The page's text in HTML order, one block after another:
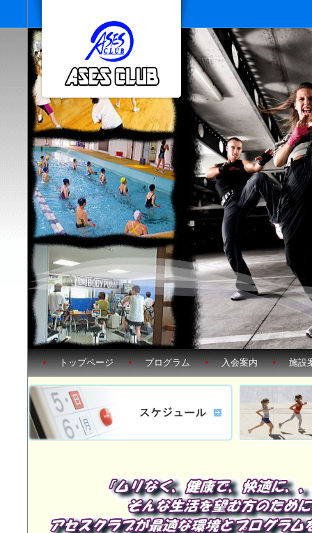
トップページ プログラム 入会案内 施設